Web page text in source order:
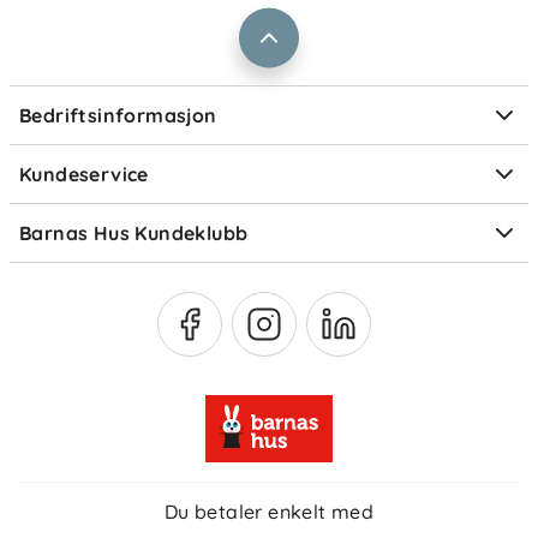
Bedriftsinformasjon
Størrelsesguider
Kundeservice
Ofte stilte spørsmål
Om Klarna
Barnas Hus Kundeklubb
Medlemsvilkår
Du betaler enkelt med